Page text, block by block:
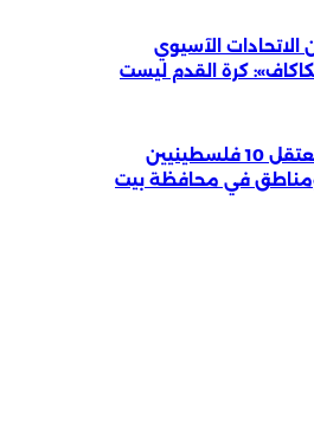
الآسيوي
كرة القدم ليست
قوات الاحتلال تعتقل 10 فلسطينيين
في محافظة بيت